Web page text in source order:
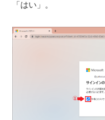
「はい」。